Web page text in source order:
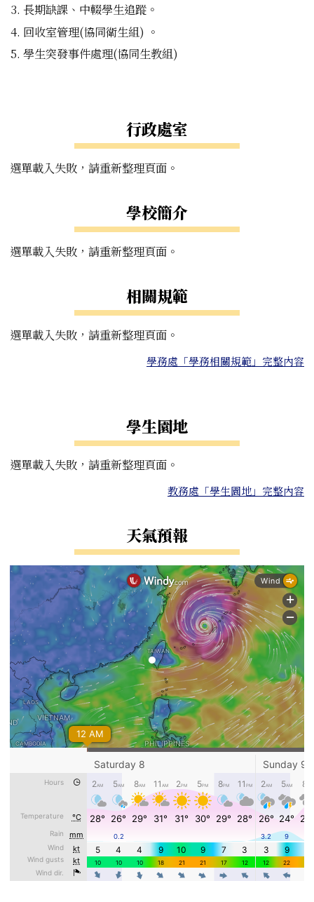
長期缺課、中輟學生追蹤。
回收室管理(協同衛生組) 。
學生突發事件處理(協同生教組)
行政處室
選單載入失敗，請重新整理頁面。
學校簡介
選單載入失敗，請重新整理頁面。
相關規範
選單載入失敗，請重新整理頁面。
學務處「學務相關規範」完整內容
學生園地
選單載入失敗，請重新整理頁面。
教務處「學生園地」完整內容
天氣預報